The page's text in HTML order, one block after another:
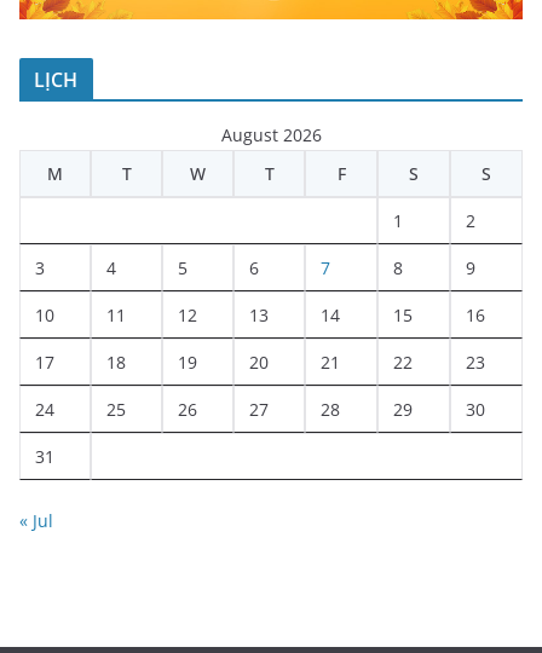
LỊCH
August 2026
M
T W T F S S
1 2
3 4 5 6 7 8 9
10 11 12 13 14 15 16
17 18 19 20 21 22 23
24 25 26 27 28 29 30
31
« Jul